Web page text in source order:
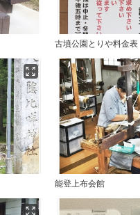
古墳公園とりや料金表
能登上布会館